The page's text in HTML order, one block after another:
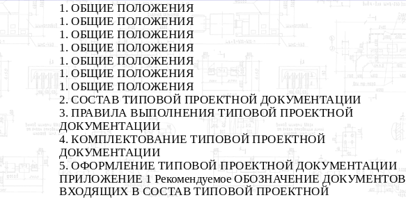
1. ОБЩИЕ ПОЛОЖЕНИЯ
1. ОБЩИЕ ПОЛОЖЕНИЯ
1. ОБЩИЕ ПОЛОЖЕНИЯ
1. ОБЩИЕ ПОЛОЖЕНИЯ
1. ОБЩИЕ ПОЛОЖЕНИЯ
1. ОБЩИЕ ПОЛОЖЕНИЯ
1. ОБЩИЕ ПОЛОЖЕНИЯ
2. СОСТАВ ТИПОВОЙ ПРОЕКТНОЙ ДОКУМЕНТАЦИИ
3. ПРАВИЛА ВЫПОЛНЕНИЯ ТИПОВОЙ ПРОЕКТНОЙ
ДОКУМЕНТАЦИИ
4. КОМПЛЕКТОВАНИЕ ТИПОВОЙ ПРОЕКТНОЙ
ДОКУМЕНТАЦИИ
5. ОФОРМЛЕНИЕ ТИПОВОЙ ПРОЕКТНОЙ ДОКУМЕНТАЦИИ
ПРИЛОЖЕНИЕ 1 Рекомендуемое ОБОЗНАЧЕНИЕ ДОКУМЕНТОВ,
ВХОДЯЩИХ В СОСТАВ ТИПОВОЙ ПРОЕКТНОЙ